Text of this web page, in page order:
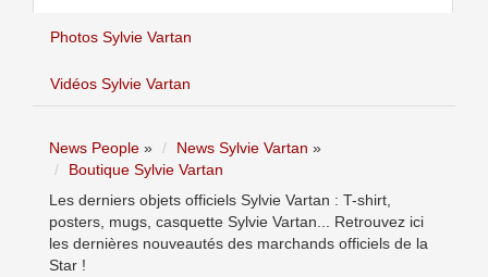
Photos Sylvie Vartan
Vidéos Sylvie Vartan
News People » News Sylvie Vartan »
Boutique Sylvie Vartan
Les derniers objets officiels Sylvie Vartan : T-shirt,
posters, mugs, casquette Sylvie Vartan... Retrouvez ici
les dernières nouveautés des marchands officiels de la
Star !